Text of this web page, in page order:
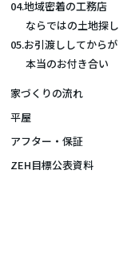
04.地域密着の工務店
ならではの土地探し
05.お引渡ししてからが
本当のお付き合い
家づくりの流れ
平屋
アフター・保証
ZEH目標公表資料